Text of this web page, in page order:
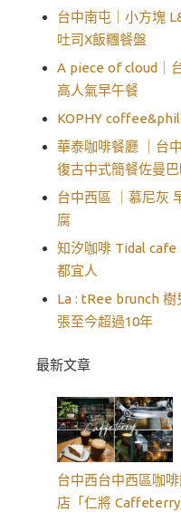
台中南屯｜小方塊
吐司X飯糰餐盤
A piece of cloud｜
高人氣早午餐
KOPHY
華泰咖啡餐廳 ｜台
復古中式簡餐佐曼
台中西區 ｜慕尼灰
腐
知汐咖啡 Tidal cafe
都宜人
La : tRee brunch 樹
張至今超過10年
最新文章
台中西台中西區咖
店「仁將